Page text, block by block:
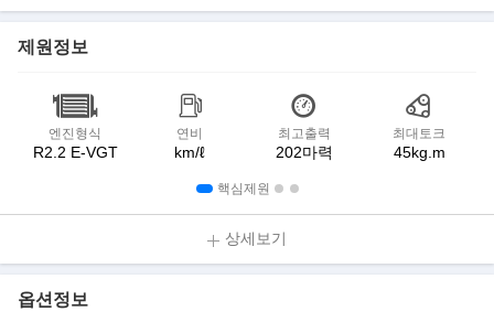
제원정보
엔진형식
R2.2 E-VGT
연비
km/ℓ
최고출력
202마력
최대토크
45kg.m
핵심제원
상세보기
옵션정보